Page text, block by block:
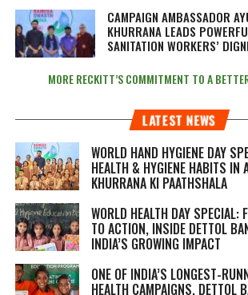
CAMPAIGN AMBASSADOR
KHURRANA LEADS
SANITATION WORKERS’
MORE RECKITT’S COMMITMENT TO A
LATEST NEWS
WORLD HAND HYGIENE DAY
HEALTH & HYGIENE HABITS IN
KHURRANA KI PAATHSHALA
WORLD HEALTH DAY SPECIAL:
TO ACTION, INSIDE DETTOL
INDIA’S GROWING IMPACT
ONE OF INDIA’S LONGEST-
HEALTH CAMPAIGNS, DETTOL